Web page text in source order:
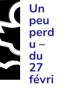
Un
peu
perd
u –
du
27
févri